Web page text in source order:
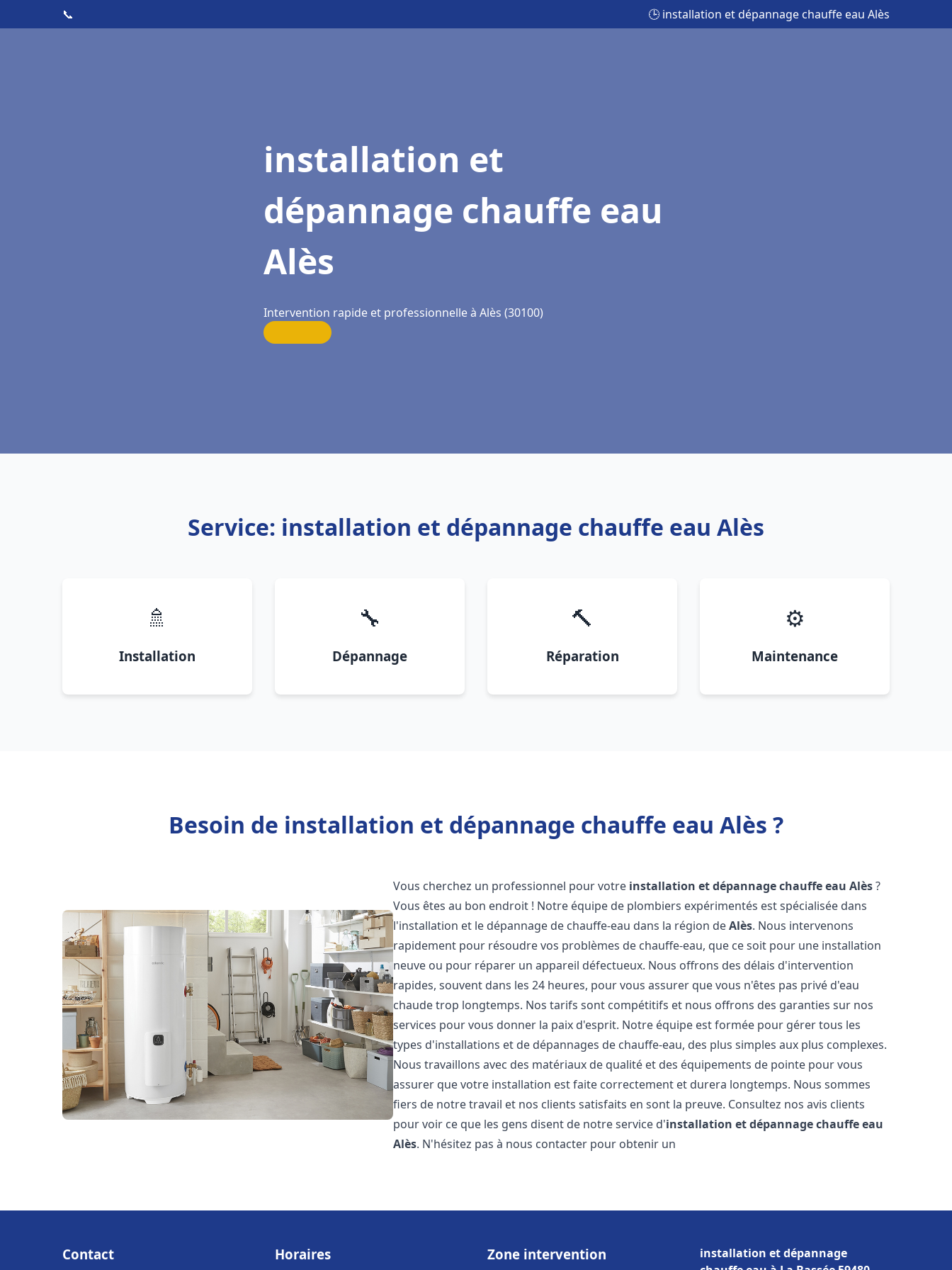
📞 🕒 installation et dépannage chauffe eau Alès
installation et
dépannage chauffe eau
Alès
Intervention rapide et professionnelle à Alès (30100)
Service: installation et dépannage chauffe eau Alès
🚿
Installation
🔧
Dépannage
🔨
Réparation
⚙️
Maintenance
Besoin de installation et dépannage chauffe eau Alès ?
Vous cherchez un professionnel pour votre installation et dépannage chauffe eau Alès?
Vous êtes au bon endroit ! Notre équipe de plombiers expérimentés est spécialisée dans
l'installation et le dépannage de chauffe-eau dans la région deAlès. Nous intervenons
rapidement pour résoudre vos problèmes de chauffe-eau, que ce soit pour une installation
neuve ou pour réparer un appareil défectueux. Nous offrons des délais d'intervention
rapides, souvent dans les 24 heures, pour vous assurer que vous n'êtes pas privé d'eau
chaude trop longtemps. Nos tarifs sont compétitifs et nous offrons des garanties sur nos
services pour vous donner la paix d'esprit. Notre équipe est formée pour gérer tous les
types d'installations et de dépannages de chauffe-eau, des plus simples aux plus complexes.
Nous travaillons avec des matériaux de qualité et des équipements de pointe pour vous
assurer que votre installation est faite correctement et durera longtemps. Nous sommes
fiers de notre travail et nos clients satisfaits en sont la preuve. Consultez nos avis clients
pour voir ce que les gens disent de notre service d'installation et dépannage chauffe eau
Alès. N'hésitez pas à nous contacter pour obtenir un
Contact Horaires Zone intervention
installation et dépannage